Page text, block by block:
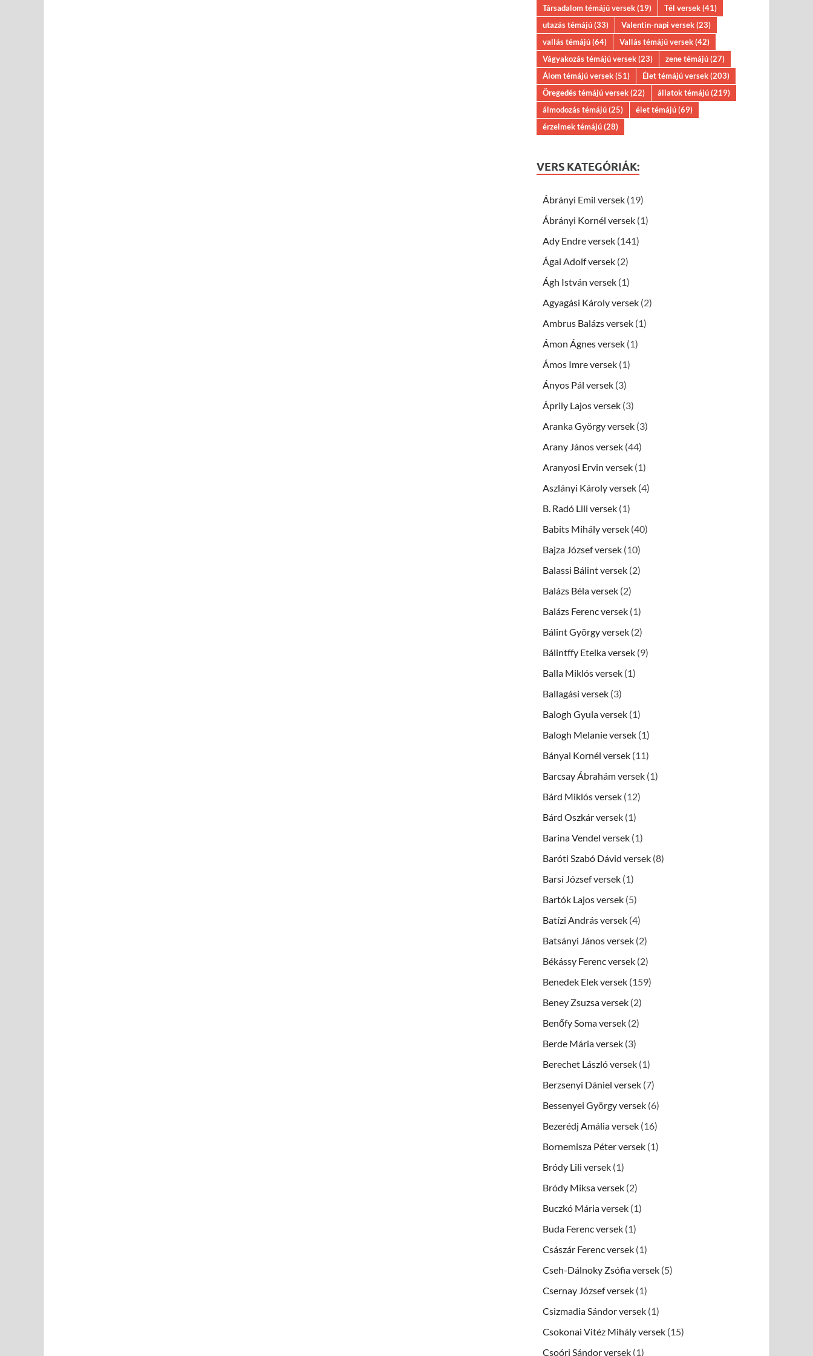
Társadalom témájú versek(19) Tél versek(41)
utazás témájú(33) Valentin-napi versek(23)
vallás témájú(64) Vallás témájú versek(42)
Vágyakozás témájú versek(23) zene témájú(27)
Álom témájú versek(51) Élet témájú versek(203)
Öregedés témájú versek(22) állatok témájú(219)
álmodozás témájú(25) élet témájú(69)
érzelmek témájú(28)
VERS KATEGÓRIÁK:
Ábrányi Emil versek (19)
Ábrányi Kornél versek (1)
Ady Endre versek (141)
Ágai Adolf versek (2)
Ágh István versek (1)
Agyagási Károly versek (2)
Ambrus Balázs versek (1)
Ámon Ágnes versek (1)
Ámos Imre versek (1)
Ányos Pál versek (3)
Áprily Lajos versek (3)
Aranka György versek (3)
Arany János versek (44)
Aranyosi Ervin versek (1)
Aszlányi Károly versek (4)
B. Radó Lili versek (1)
Babits Mihály versek (40)
Bajza József versek (10)
Balassi Bálint versek (2)
Balázs Béla versek (2)
Balázs Ferenc versek (1)
Bálint György versek (2)
Bálintffy Etelka versek (9)
Balla Miklós versek (1)
Ballagási versek (3)
Balogh Gyula versek (1)
Balogh Melanie versek (1)
Bányai Kornél versek (11)
Barcsay Ábrahám versek (1)
Bárd Miklós versek (12)
Bárd Oszkár versek (1)
Barina Vendel versek (1)
Baróti Szabó Dávid versek (8)
Barsi József versek (1)
Bartók Lajos versek (5)
Batízi András versek (4)
Batsányi János versek (2)
Békássy Ferenc versek (2)
Benedek Elek versek (159)
Beney Zsuzsa versek (2)
Benőfy Soma versek (2)
Berde Mária versek (3)
Berechet László versek (1)
Berzsenyi Dániel versek (7)
Bessenyei György versek (6)
Bezerédj Amália versek (16)
Bornemisza Péter versek (1)
Bródy Lili versek (1)
Bródy Miksa versek (2)
Buczkó Mária versek (1)
Buda Ferenc versek (1)
Császár Ferenc versek (1)
Cseh-Dálnoky Zsófia versek (5)
Csernay József versek (1)
Csizmadia Sándor versek (1)
Csokonai Vitéz Mihály versek (15)
Csoóri Sándor versek (1)